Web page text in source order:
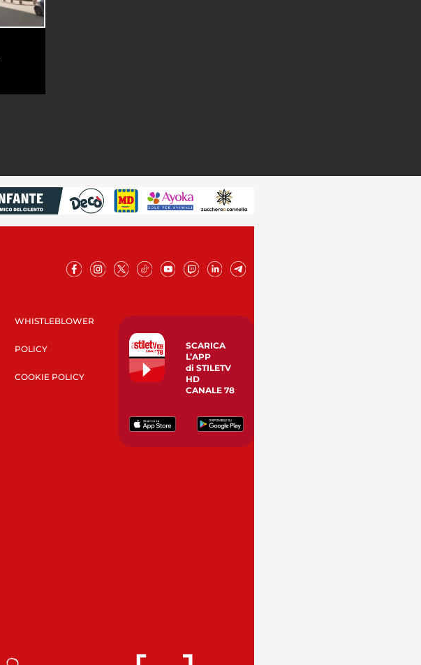
WHISTLEBLOWER
POLICY
COOKIE POLICY
SCARICA
L’APP
di STILETV
HD
CANALE 78